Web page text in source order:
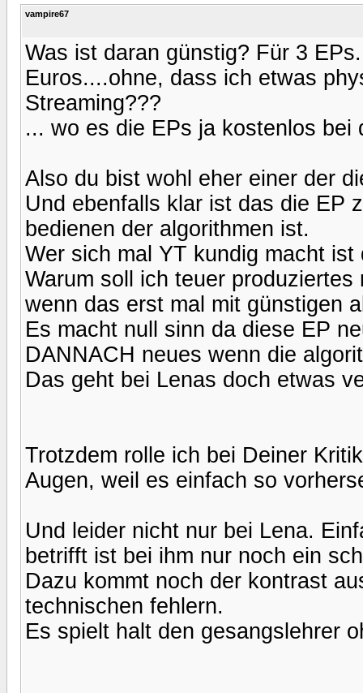
vampire67
Was ist daran günstig? Für 3
Euros....ohne, dass ich etwas
Streaming???
... wo es die EPs ja kostenlos bei
Also du bist wohl eher einer der
Und ebenfalls klar ist das die EP
bedienen der algorithmen ist.
Wer sich mal YT kundig macht
Warum soll ich teuer
wenn das erst mal mit günstigen
Es macht null sinn da diese EP
DANNACH neues wenn die
Das geht bei Lenas doch etwas
Trotzdem rolle ich bei Deiner
Augen, weil es einfach so
Und leider nicht nur bei Lena.
betrifft ist bei ihm nur noch ein
Dazu kommt noch der kontrast
technischen fehlern.
Es spielt halt den gesangslehrer